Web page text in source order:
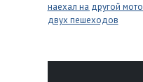
наехал на другой
двух пешеходов